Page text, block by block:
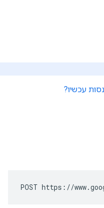
עכשיו?
POST https://